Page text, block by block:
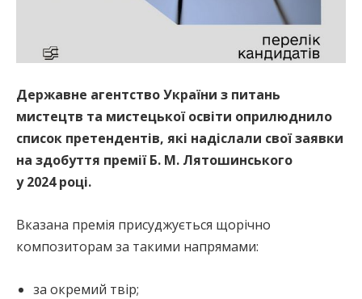
Державне агентство України з питань
мистецтв та мистецької освіти оприлюднило
список претендентів, які надіслали свої заявки
на здобуття премії Б. М. Лятошинського
у 2024 році.
Вказана премія присуджується щорічно
композиторам за такими напрямами:
за окремий твір;